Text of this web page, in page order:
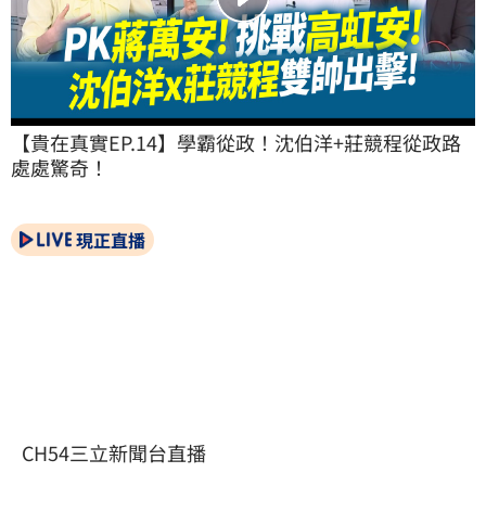
【貴在真實EP.14】學霸從政！沈伯洋+莊競程從政路
處處驚奇！
現正直播
CH54三立新聞台直播